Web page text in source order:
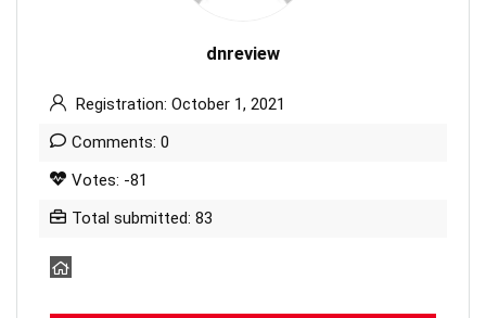
dnreview
Registration: October 1, 2021
Comments: 0
Votes: -81
Total submitted: 83